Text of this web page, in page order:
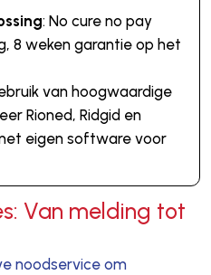
: No cure no pay
8 weken garantie op het
van hoogwaardige
Rioned, Ridgid en
eigen software voor
Van melding tot
noodservice om